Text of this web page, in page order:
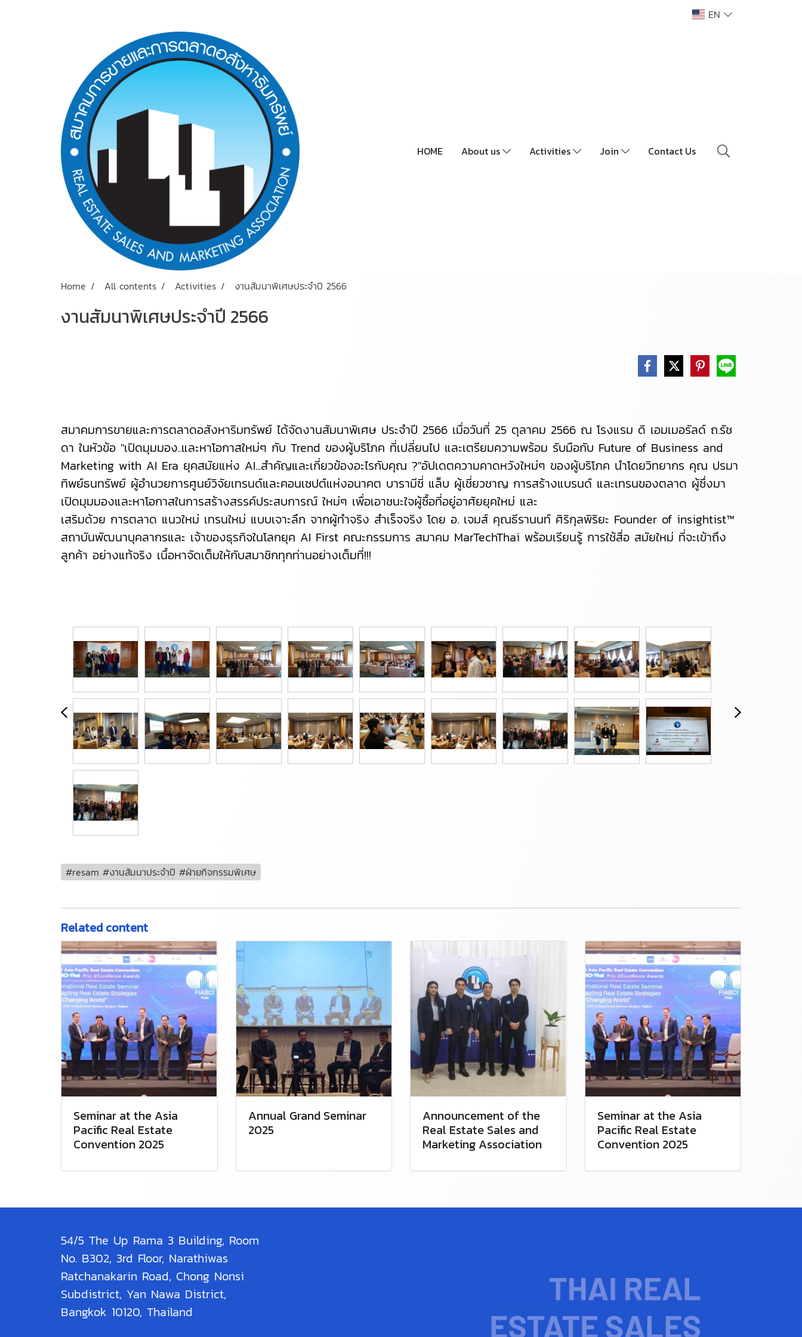
EN
HOME About us Activities Join Contact Us
Home All contents Activities งานสัมนาพิเศษประจำปี 2566
งานสัมนาพิเศษประจำปี 2566
สมาคมการขายและการตลาดอสังหาริมทรัพย์ ได้จัดงานสัมนาพิเศษ ประจำปี 2566 เมื่อวันที่ 25 ตุลาคม 2566 ณ โรงแรม ดิ เอมเมอรัลด์ ถ.รัช
ดา ในหัวข้อ "เปิดมุมมอง..และหาโอกาสใหม่ๆ กับ Trend ของผู้บริโภค ที่เปลี่ยนไป และเตรียมความพร้อม รับมือกับ Future of Business and
Marketing with AI Era ยุคสมัยแห่ง AI...สำคัญและเกี่ยวข้องอะไรกับคุณ ?"อัปเดตความคาดหวังใหม่ๆ ของผู้บริโภค นำโดยวิทยากร คุณ ปรมา
ทิพย์ธนทรัพย์ ผู้อำนวยการศูนย์วิจัยเทรนด์และคอนเซปต์แห่งอนาคต บารามีซี่ แล็บ ผู้เชี่ยวชาญ การสร้างแบรนด์ และเทรนของตลาด ผู้ซึ่งมา
เปิดมุมมองและหาโอกาสในการสร้างสรรค์ประสบการณ์ ใหม่ๆ เพื่อเอาชนะใจผู้ซื้อที่อยู่อาศัยยุคใหม่ และ
เสริมด้วย การตลาด แนวใหม่ เทรนใหม่ แบบเจาะลึก จากผู้ทำจริง สำเร็จจริง โดย อ. เจมส์ คุณธีรานนท์ ศิริกุลพิริยะ Founder of insightist™
สถาบันพัฒนาบุคลากรและ เจ้าของธุรกิจในโลกยุค AI First คณะกรรมการ สมาคม MarTechThai พร้อมเรียนรู้ การใช้สื่อ สมัยใหม่ ที่จะเข้าถึง
ลูกค้า อย่างแท้จริง เนื้อหาจัดเต็มให้กับสมาชิกทุกท่านอย่างเต็มที่!!!
#resam #งานสัมนาประจำปี #ฝ่ายกิจกรรมพิเศษ
Related content
Seminar at the Asia
Pacific Real Estate
Convention 2025
Annual Grand Seminar
2025
Announcement of the
Real Estate Sales and
Marketing Association
Seminar at the Asia
Pacific Real Estate
Convention 2025
54/5 The Up Rama 3 Building, Room
No. B302, 3rd Floor, Narathiwas
Ratchanakarin Road, Chong Nonsi
Subdistrict, Yan Nawa District,
Bangkok 10120, Thailand